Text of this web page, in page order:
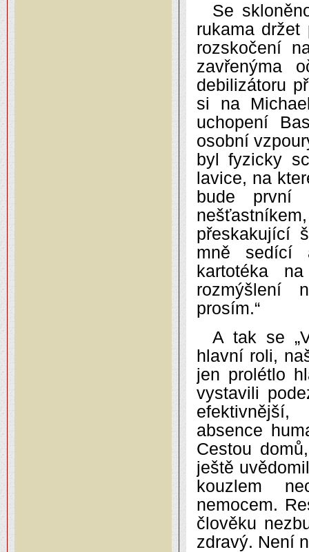
Se
rukama
rozskočení
zavřenýma
debilizátoru
si na
uchopení
osobní
byl fyzicky
lavice, na
bude první
přeskakující
mně sedící
kartotéka
rozmýšlení
prosím.“
A tak se
hlavní roli,
jen prolétlo
vystavili
absence
Cestou
ještě
kouzlem
nemocem.
člověku
zdravý. Není